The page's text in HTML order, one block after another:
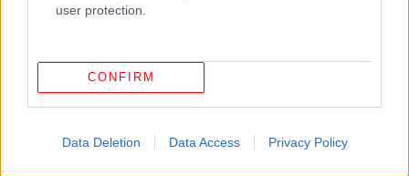
user protection.
CONFIRM
Data Deletion Data Access Privacy Policy